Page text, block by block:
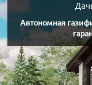
Автономная